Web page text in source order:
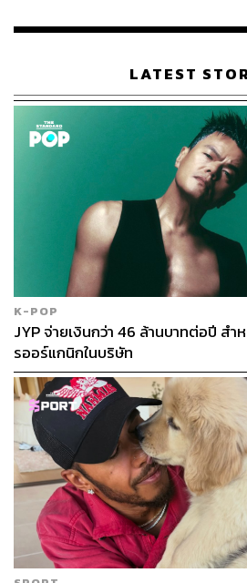
เรือนไทยที่ถูกซุกไว้
LATEST
K-POP
JYP จ่ายเงินกว่า 46 ล้านบาทต่อปี สำ
รออร์แกนิกในบริษัท